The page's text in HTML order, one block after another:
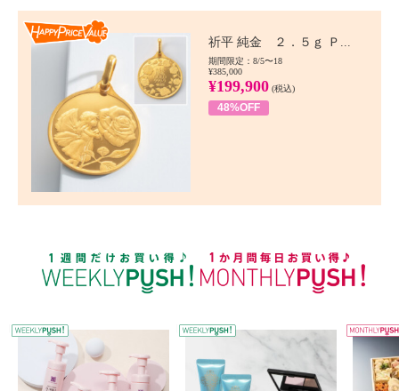
祈平 純金 ２．５ｇ Ｐ...
期間限定：8/5〜18
¥385,000
¥199,900 (税込)
48%OFF
WEEKLY PUSH